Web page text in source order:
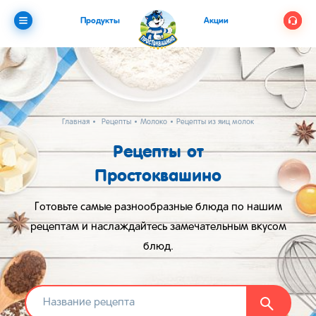
Продукты Акции
Главная Рецепты Молоко Рецепты из яиц молока и сахара
Рецепты от
Простоквашино
Готовьте самые разнообразные блюда по нашим
рецептам и наслаждайтесь замечательным вкусом
блюд.
Найти